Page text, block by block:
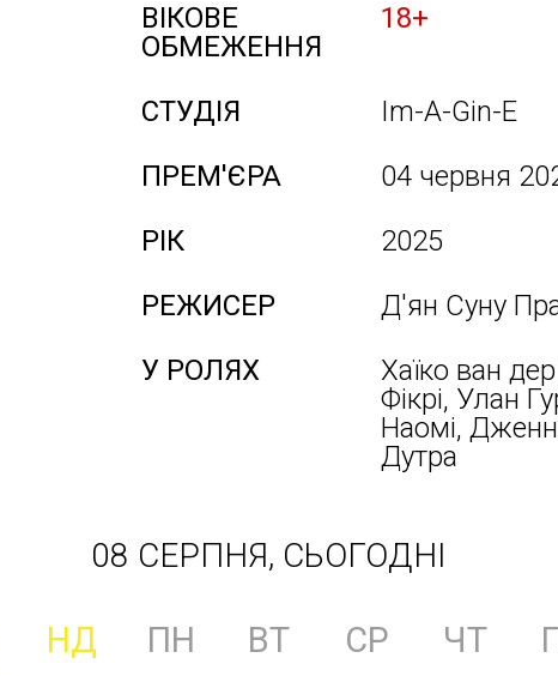
ВІКОВЕ
ОБМЕЖЕННЯ
18+
СТУДІЯ
Im-A-Gin-E
ПРЕМ'ЄРА
04 червня
РІК
2025
РЕЖИСЕР
Д'ян Суну
У РОЛЯХ
Хаїко ван
Фікрі, Улан
Наомі,
Дутра
08 СЕРПНЯ, СЬОГОДНІ
НД ПН ВТ СР ЧТ